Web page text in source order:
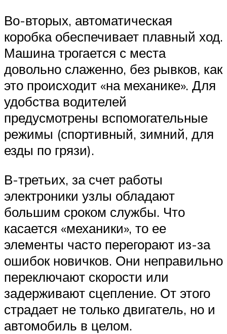
Во-вторых, автоматическая
коробка обеспечивает плавный ход.
Машина трогается с места
довольно слаженно, без рывков, как
это происходит «на механике». Для
удобства водителей
предусмотрены вспомогательные
режимы (спортивный, зимний, для
езды по грязи).
В-третьих, за счет работы
электроники узлы обладают
большим сроком службы. Что
касается «механики», то ее
элементы часто перегорают из-за
ошибок новичков. Они неправильно
переключают скорости или
задерживают сцепление. От этого
страдает не только двигатель, но и
автомобиль в целом.